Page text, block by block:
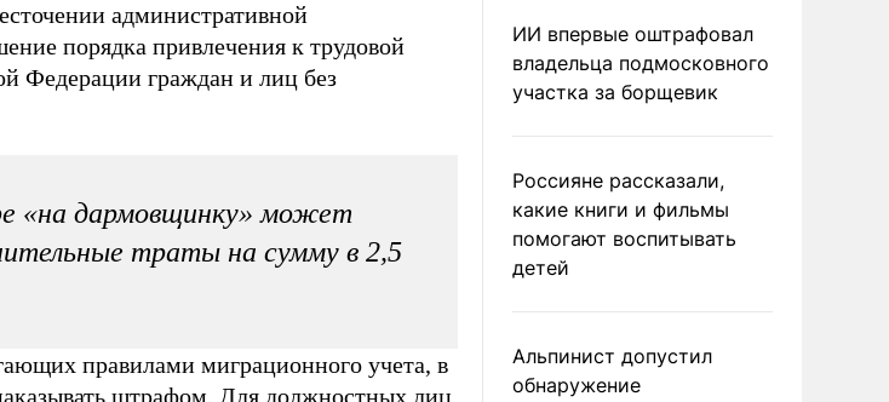
административной
порядка привлечения к трудовой
Федерации граждан и лиц без
«на дармовщинку» может
траты на сумму в 2,5
правилами миграционного учета, в
штрафом. Для должностных лиц
ИИ впервые оштрафовал
владельца подмосковного
участка за борщевик
Россияне рассказали,
какие книги и фильмы
помогают воспитывать
детей
Альпинист допустил
обнаружение